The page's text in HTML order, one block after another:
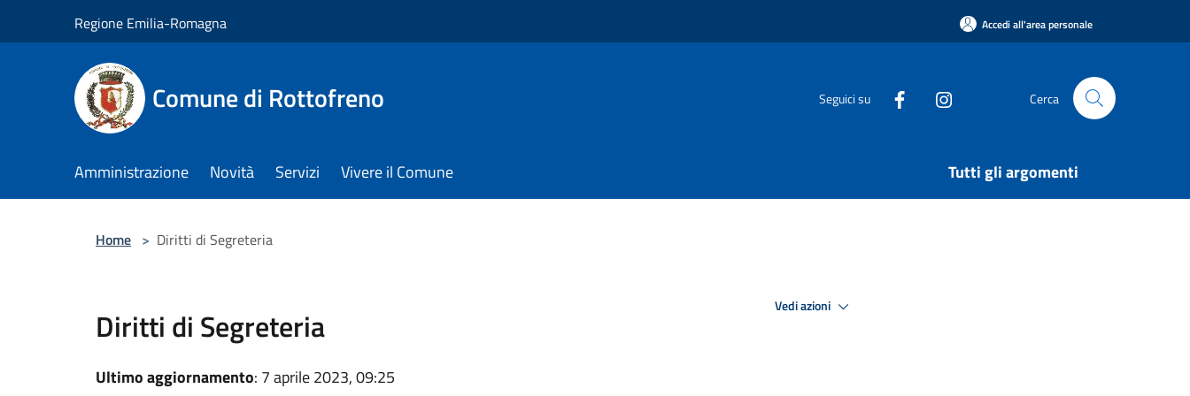
Regione Emilia-Romagna Accedi all'area personale
Comune di Rottofreno Seguici su Cerca
Amministrazione Novità Servizi Vivere il Comune Tutti gli argomenti
Home > Diritti di Segreteria
Diritti di Segreteria
Ultimo aggiornamento: 7 aprile 2023, 09:25
Vedi azioni